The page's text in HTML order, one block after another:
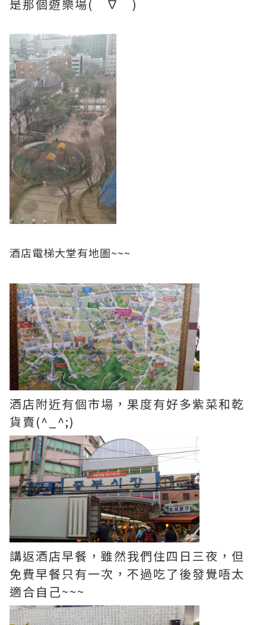
是那個遊樂場(￣∇￣)
酒店電梯大堂有地圖~~~
酒店附近有個市場，果度有好多紫菜和乾
貨賣(^_^;)
講返酒店早餐，雖然我們住四日三夜，但
免費早餐只有一次，不過吃了後發覺唔太
適合自己~~~